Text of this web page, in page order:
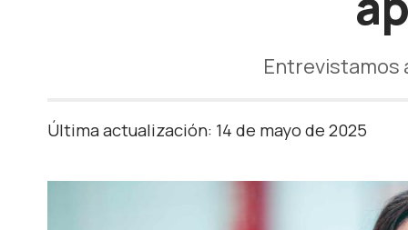
Entrevistamos
Última actualización: 14 de mayo de 2025